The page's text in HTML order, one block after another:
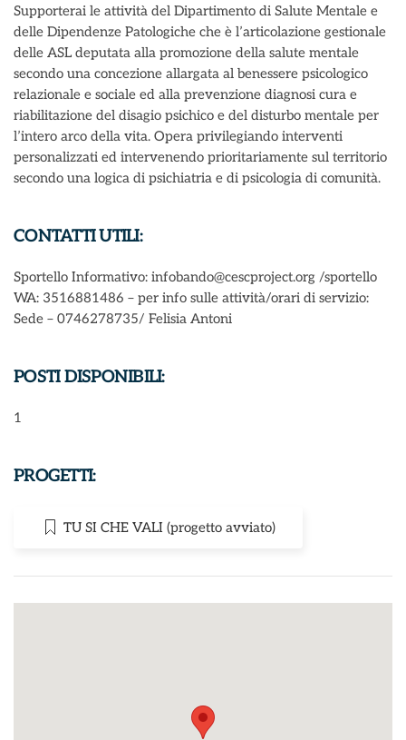
Supporterai le attività del Dipartimento di Salute Mentale e
delle Dipendenze Patologiche che è l’articolazione gestionale
delle ASL deputata alla promozione della salute mentale
secondo una concezione allargata al benessere psicologico
relazionale e sociale ed alla prevenzione diagnosi cura e
riabilitazione del disagio psichico e del disturbo mentale per
l’intero arco della vita. Opera privilegiando interventi
personalizzati ed intervenendo prioritariamente sul territorio
secondo una logica di psichiatria e di psicologia di comunità.
CONTATTI UTILI:
Sportello Informativo: infobando@cescproject.org /sportello
WA: 3516881486 – per info sulle attività/orari di servizio:
Sede – 0746278735/ Felisia Antoni
POSTI DISPONIBILI:
1
PROGETTI:
TU SI CHE VALI (progetto avviato)